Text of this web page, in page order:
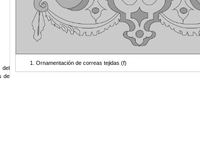
Ornamentación de correas tejidas (f)
de